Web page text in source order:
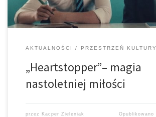
AKTUALNOŚCI PRZESTRZEŃ KULTURY
„Heartstopper”– magia
nastoletniej miłości
przez Kacper Zieleniak Opublikowano